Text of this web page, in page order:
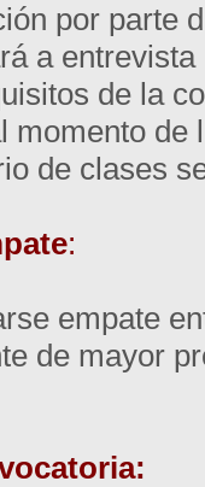
por parte
a
de la
momento de
de clases
:
empate
de mayor